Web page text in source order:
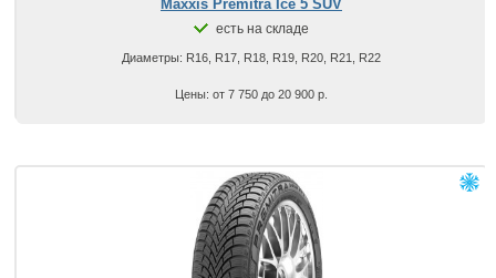
Maxxis Premitra Ice 5 SUV
есть на складе
Диаметры: R16, R17, R18, R19, R20, R21, R22
Цены: от 7 750 до 20 900 р.